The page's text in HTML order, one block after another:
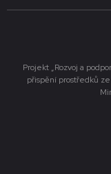
Projekt „Rozvoj a
přispění prostředků